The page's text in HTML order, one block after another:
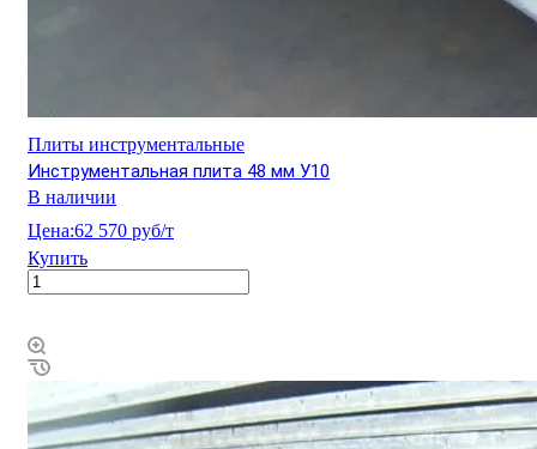
Плиты инструментальные
Инструментальная плита 48 мм У10
В наличии
Цена:62 570 руб/т
Купить